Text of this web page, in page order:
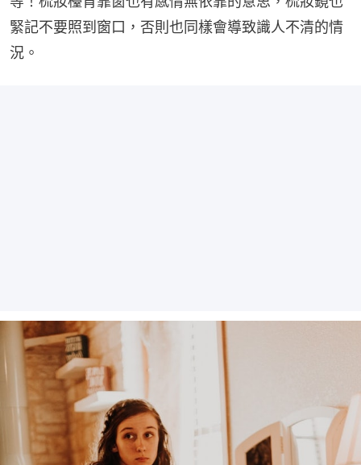
緊記不要照到窗口，否則也同樣會導致識人不清的情
況。